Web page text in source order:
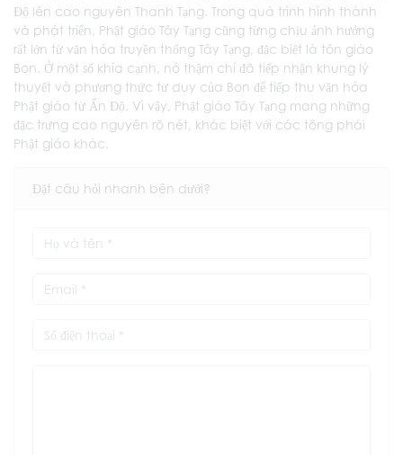
Độ lên cao nguyên Thanh Tạng. Trong quá trình hình thành
và phát triển, Phật giáo Tây Tạng cũng từng chịu ảnh hưởng
rất lớn từ văn hóa truyền thống Tây Tạng, đặc biệt là tôn giáo
Bon. Ở một số khía cạnh, nó thậm chí đã tiếp nhận khung lý
thuyết và phương thức tư duy của Bon để tiếp thu văn hóa
Phật giáo từ Ấn Độ. Vì vậy, Phật giáo Tây Tạng mang những
đặc trưng cao nguyên rõ nét, khác biệt với các tông phái
Phật giáo khác.
Đặt câu hỏi nhanh bên dưới?